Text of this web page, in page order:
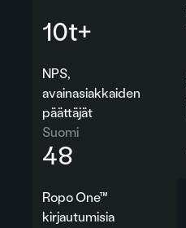
10t+
NPS,
avainasiakkaiden
päättäjät
Suomi
75
Ropo One™
kirjautumisia